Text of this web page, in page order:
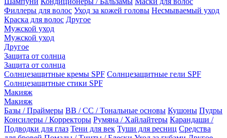
Филлеры для волос Уход за кожей головы Несмываемый уход
Краска для волос Другое
Мужской уход
Мужской уход
Другое
Защита от солнца
Защита от солнца
Солнцезащитные кремы SPF Солнцезащитные гели SPF
Солнцезащитные стики SPF
Макияж
Макияж
Базы / Праймеры BB / CC / Тональные основы Кушоны Пудры
Консилеры / Корректоры Румяна / Хайлайтеры Карандаши /
Подводки для глаз Тени для век Туши для ресниц Средства